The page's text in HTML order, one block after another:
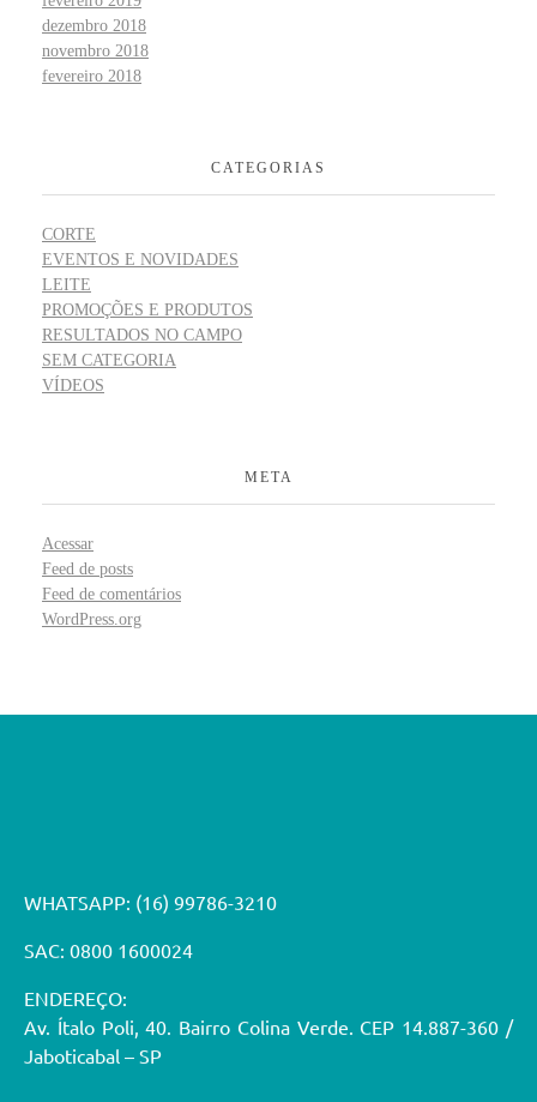
dezembro 2018
novembro 2018
fevereiro 2018
CATEGORIAS
CORTE
EVENTOS E NOVIDADES
LEITE
PROMOÇÕES E PRODUTOS
RESULTADOS NO CAMPO
SEM CATEGORIA
VÍDEOS
META
Acessar
Feed de posts
Feed de comentários
WordPress.org
WHATSAPP: (16) 99786-3210
SAC: 0800 1600024
ENDEREÇO:
Av. Ítalo Poli, 40. Bairro Colina Verde. CEP 14.887-360 /
Jaboticabal – SP